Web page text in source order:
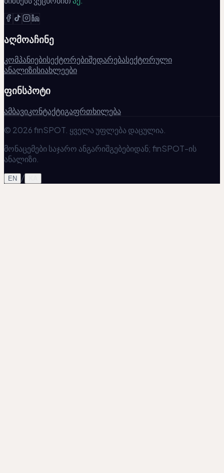
აღმოაჩინე
კომპანიებისექტორებიშედარებასექტორული
ანალიზისიახლეები
ფინსპოტი
ამბავიკონტაქტიგაფრთხილება
© 2026 finSPOT. ყველა უფლება დაცულია.
მონაცემები საჯარო ანგარიშგებებიდან; finSPOT-ის
ანალიზი.
EN /